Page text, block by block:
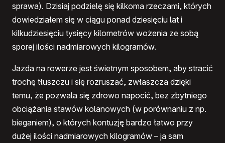
sprawa). Dzisiaj podzielę się kilkoma rzeczami, których
dowiedziałem się w ciągu ponad dziesięciu lat i
kilkudziesięciu tysięcy kilometrów wożenia ze sobą
sporej ilości nadmiarowych kilogramów.
Jazda na rowerze jest świetnym sposobem, aby stracić
trochę tłuszczu i się rozruszać, zwłaszcza dzięki
temu, że pozwala się zdrowo napocić, bez zbytniego
obciążania stawów kolanowych (w porównaniu z np.
bieganiem), o których kontuzję bardzo łatwo przy
dużej ilości nadmiarowych kilogramów – ja sam